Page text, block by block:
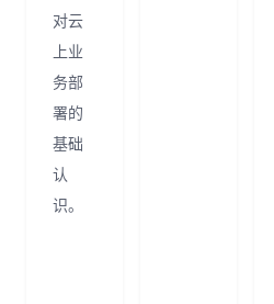
对云
上业
务部
署的
基础
认
识。